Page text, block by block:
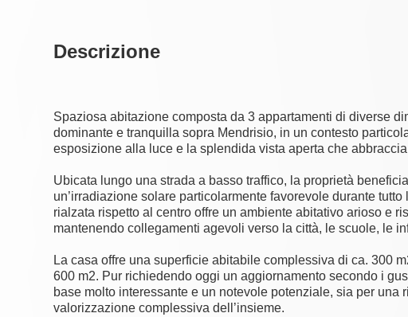
Descrizione
Spaziosa abitazione composta da 3 appartamenti di diverse
dominante e tranquilla sopra Mendrisio, in un contesto
esposizione alla luce e la splendida vista aperta che
Ubicata lungo una strada a basso traffico, la proprietà
un’irradiazione solare particolarmente favorevole durante
rialzata rispetto al centro offre un ambiente abitativo arioso e
mantenendo collegamenti agevoli verso la città, le scuole, le
La casa offre una superficie abitabile complessiva di ca. 300
600 m2. Pur richiedendo oggi un aggiornamento secondo i
base molto interessante e un notevole potenziale, sia per
valorizzazione complessiva dell’insieme.